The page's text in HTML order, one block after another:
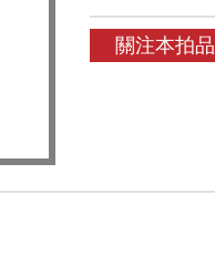
關注本拍品